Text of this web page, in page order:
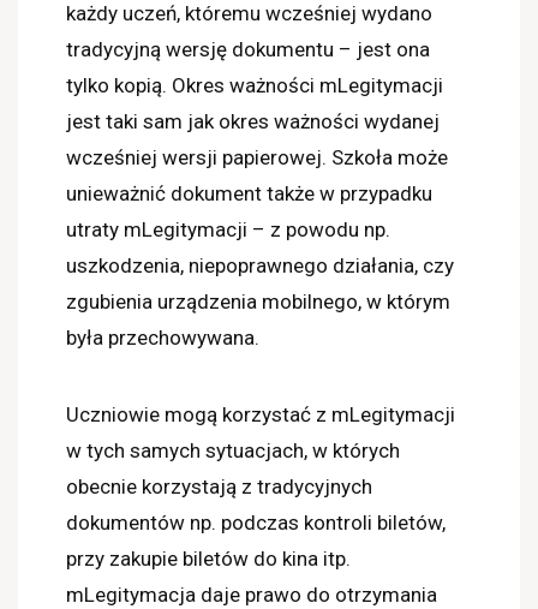
każdy uczeń, któremu wcześniej wydano
tradycyjną wersję dokumentu – jest ona
tylko kopią. Okres ważności mLegitymacji
jest taki sam jak okres ważności wydanej
wcześniej wersji papierowej. Szkoła może
unieważnić dokument także w przypadku
utraty mLegitymacji – z powodu np.
uszkodzenia, niepoprawnego działania, czy
zgubienia urządzenia mobilnego, w którym
była przechowywana.
Uczniowie mogą korzystać z mLegitymacji
w tych samych sytuacjach, w których
obecnie korzystają z tradycyjnych
dokumentów np. podczas kontroli biletów,
przy zakupie biletów do kina itp.
mLegitymacja daje prawo do otrzymania